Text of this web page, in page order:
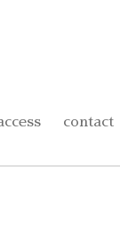
contact